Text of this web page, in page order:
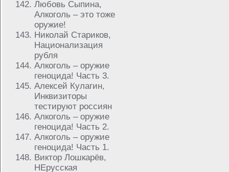
Любовь Сыпина,
Алкоголь – это тоже
оружие!
Николай Стариков,
Национализация
рубля
Алкоголь – оружие
геноцида! Часть 3.
Алексей Кулагин,
Инквизиторы
тестируют россиян
Алкоголь – оружие
геноцида! Часть 2.
Алкоголь – оружие
геноцида! Часть 1.
Виктор Лошкарёв,
НЕрусская